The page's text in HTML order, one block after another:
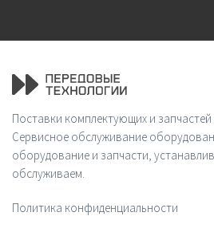
Поставки комплектующих и запчастей
Сервисное обслуживание
оборудование и запчасти,
обслуживаем.
Политика конфиденциальности